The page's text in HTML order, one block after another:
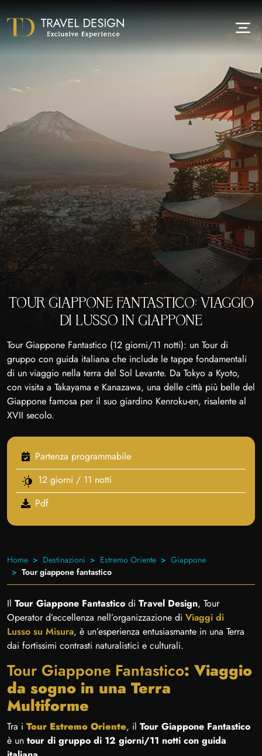
TOUR GIAPPONE FANTASTICO: VIAGGIO
DI LUSSO IN GIAPPONE
Tour Giappone Fantastico (12 giorni/11 notti): un Tour di
gruppo con guida italiana che include le tappe fondamentali
di un viaggio nella terra del Sol Levante. Da Tokyo a Kyoto,
con visita a Takayama e Kanazawa, una delle città più belle del
Giappone famosa per il suo giardino Kenroku-en, risalente al
XVII secolo.
Partenza programmabile
12 giorni / 11 notti
Pdf
Home Destinazioni Estremo Oriente
Giappone
Tour giappone fantastico
Il Tour Giappone Fantastico di Travel Design, Tour
Operator d’eccellenza nell’organizzazione di Viaggi di
Lusso su Misura, è un’esperienza entusiasmante in una Terra
dai fortissimi contrasti naturalistici e culturali.
Tour Giappone Fantastico: Viaggio
da sogno in una Terra
Multiforme
Tra i Tour Estremo Oriente, il Tour Giappone Fantastico
è un tour di gruppo di 12 giorni/11 notti con guida